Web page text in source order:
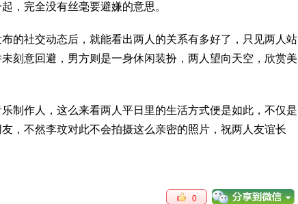
，完全没有丝毫要避嫌的意思。
社交动态后，就能看出两人的关系有多好了，只见两人站
刻意回避，男方则是一身休闲装扮，两人望向天空，欣赏美
作人，这么来看两人平日里的生活方式便是如此，不仅是
，不然李玟对此不会拍摄这么亲密的照片，祝两人友谊长
0